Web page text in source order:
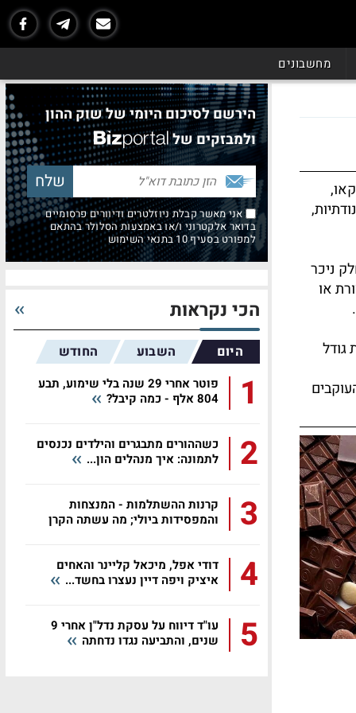
מחשבונים
ניכר
או
גודל
הירשם לסיכום היומי של שוק ההון
ולמבזקים של
אני מאשר קבלת ניוזלטרים ודיוורים פרסומיים
בדואר אלקטרוני ו/או באמצעות הסלולר בהתאם
למפורט בסעיף 10 בתנאי השימוש
הכי נקראות
היום השבוע החודש
1
פוטר אחרי 29 שנה בלי שימוע, תבע
804 אלף - כמה קיבל?
2
כשההורים מתבגרים והילדים נכנסים
לתמונה: איך מנהלים הון...
3
קרנות ההשתלמות - המנצחות
והמפסידות ביולי; מה עשתה הקרן
4
דודי אפל, מיכאל קליינר והאחים
איציק ויפה דיין נעצרו בחשד...
5
עו"ד דיווח על עסקת נדל"ן אחרי 9
שנים, והתביעה נגדו נדחתה